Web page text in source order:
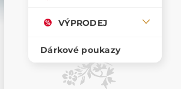
VÝPRODEJ
Dárkové poukazy